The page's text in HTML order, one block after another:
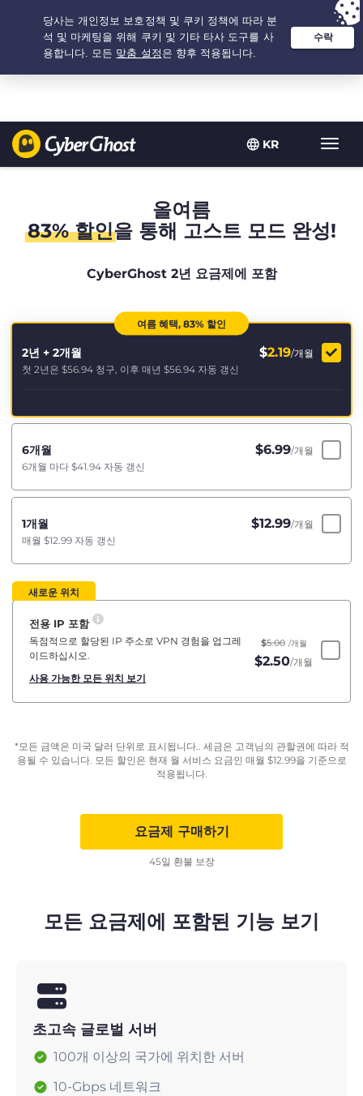
KR
탐
색
추천 옵션: 최저가 - 2.1666666666667년 $ 2.19 /개월
올여름
83% 할인을 통해 고스트 모드 완성!
CyberGhost 2년 요금제에 포함
여름 혜택, 83% 할인
2년 + 2개월 $2.19/개월
첫 2년은 $56.94 청구, 이후 매년 $56.94 자동 갱신
6개월 $6.99/개월
6개월 마다 $41.94 자동 갱신
1개월 $12.99/개월
매월 $12.99 자동 갱신
새로운 위치
전용 IP 포함
독점적으로 할당된 IP 주소로 VPN 경험을 업그레
이드하십시오.
사용 가능한 모든 위치 보기
$5.00 /개월
$2.50/개월
*모든 금액은 미국 달러 단위로 표시됩니다.. 세금은 고객님의 관할권에 따라 적
용될 수 있습니다. 모든 할인은 현재 월 서비스 요금인 매월 $12.99을 기준으로
적용됩니다.
요금제 구매하기
45일 환불 보장
모든 요금제에 포함된 기능 보기
초고속 글로벌 서버
100개 이상의 국가에 위치한 서버
10-Gbps 네트워크